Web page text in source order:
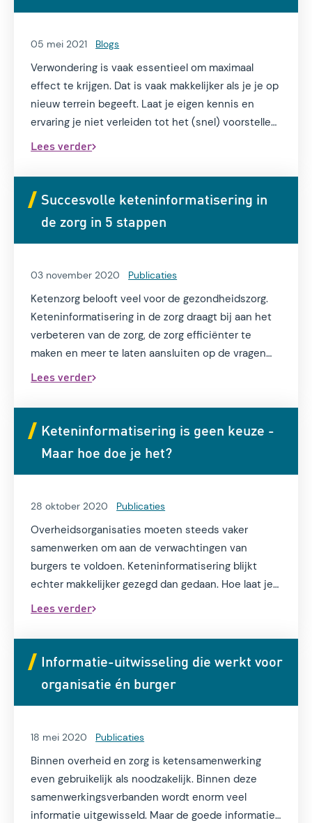
05 mei 2021 Blogs
Verwondering is vaak essentieel om maximaal
effect te krijgen. Dat is vaak makkelijker als je je op
nieuw terrein begeeft. Laat je eigen kennis en
ervaring je niet verleiden tot het (snel) voorstellen
van oplossingen of trekken van conclusies. Als je
over de insteek en belangen van de ander, dan
kom je eerder tot effectieve samenwerking.
Lees verder
Succesvolle keteninformatisering in
de zorg in 5 stappen
03 november 2020 Publicaties
Ketenzorg belooft veel voor de gezondheidszorg.
Keteninformatisering in de zorg draagt bij aan het
verbeteren van de zorg, de zorg efficiënter te
maken en meer te laten aansluiten op de vragen
van de patiënt. Wij hebben een stappenplan
succesvolle keteninformatisering in de zorg.
Lees verder
Keteninformatisering is geen keuze -
Maar hoe doe je het?
28 oktober 2020 Publicaties
Overheidsorganisaties moeten steeds vaker
samenwerken om aan de verwachtingen van
burgers te voldoen. Keteninformatisering blijkt
echter makkelijker gezegd dan gedaan. Hoe laat je
burgers via één loket diensten regelen als je met
en met diverse systemen werkt? En hoe wissel je
veilig data uit met andere partijen, ook buiten de
overheid?
Lees verder
Informatie-uitwisseling die werkt voor
organisatie én burger
18 mei 2020 Publicaties
Binnen overheid en zorg is ketensamenwerking
even gebruikelijk als noodzakelijk. Binnen deze
samenwerkingsverbanden wordt enorm veel
informatie uitgewisseld. Maar de goede informatie